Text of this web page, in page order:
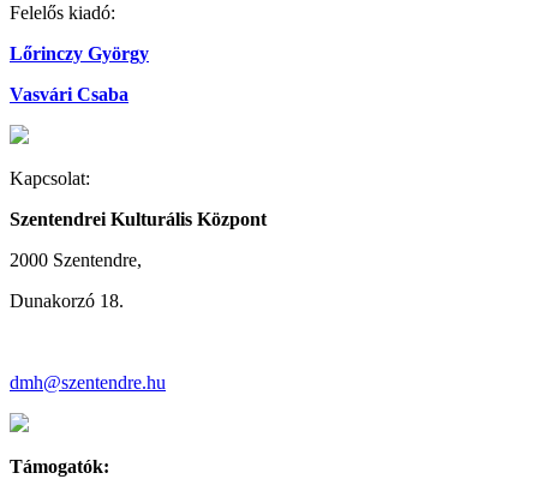
Felelős kiadó:
Lőrinczy György
Vasvári Csaba
Kapcsolat:
Szentendrei Kulturális Központ
2000 Szentendre,
Dunakorzó 18.
dmh@szentendre.hu
Támogatók: